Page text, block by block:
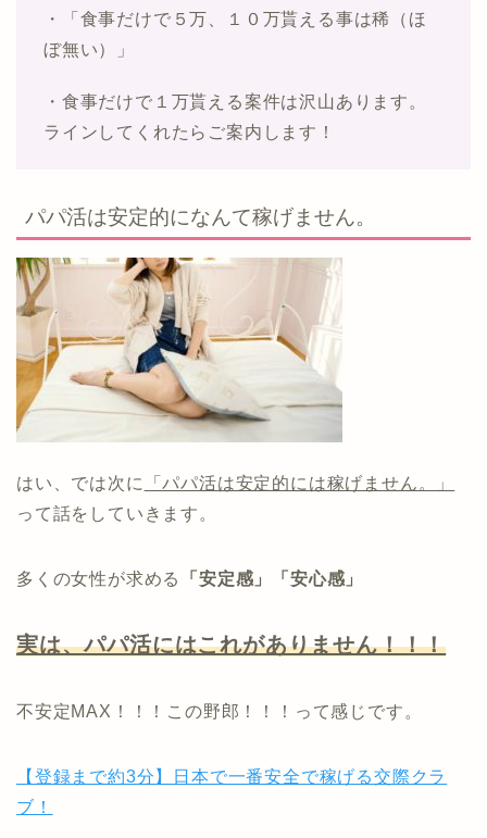
・「食事だけで５万、１０万貰える事は稀（ほ
ぼ無い）」
・食事だけで１万貰える案件は沢山あります。
ラインしてくれたらご案内します！
パパ活は安定的になんて稼げません。
はい、では次に
「パパ活は安定的には稼げません。」
って話をしていきます。
多くの女性が求める 「安定感」「安心感」
実は、パパ活にはこれがありません！！！
不安定MAX！！！この野郎！！！って感じです。
【登録まで約3分】日本で一番安全で稼げる交際クラ
ブ！